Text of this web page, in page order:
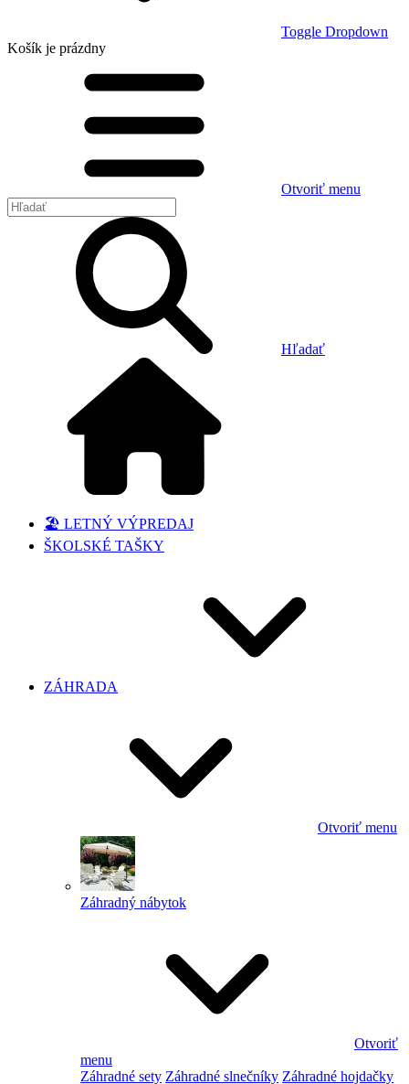
Toggle Dropdown
Košík je prázdny
Otvoriť menu
Hľadať
🏖️ LETNÝ VÝPREDAJ
ŠKOLSKÉ TAŠKY
ZÁHRADA
Otvoriť menu
Záhradný nábytok
Otvoriť
menu
Záhradné sety Záhradné slnečníky Záhradné hojdačky